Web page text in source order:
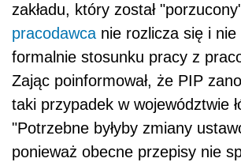
zakładu, który został
pracodawca nie rozlicza się i nie
formalnie stosunku pracy z
Zając poinformował, że PIP
taki przypadek w województwie
"Potrzebne byłyby zmiany
ponieważ obecne przepisy nie